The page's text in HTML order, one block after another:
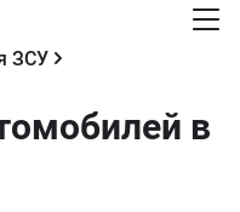
ЗСУ
в